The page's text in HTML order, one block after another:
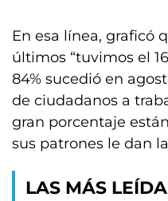
En esa línea, graficó
últimos “tuvimos el
84% sucedió en
de ciudadanos a
gran porcentaje
sus patrones le dan
LAS MÁS